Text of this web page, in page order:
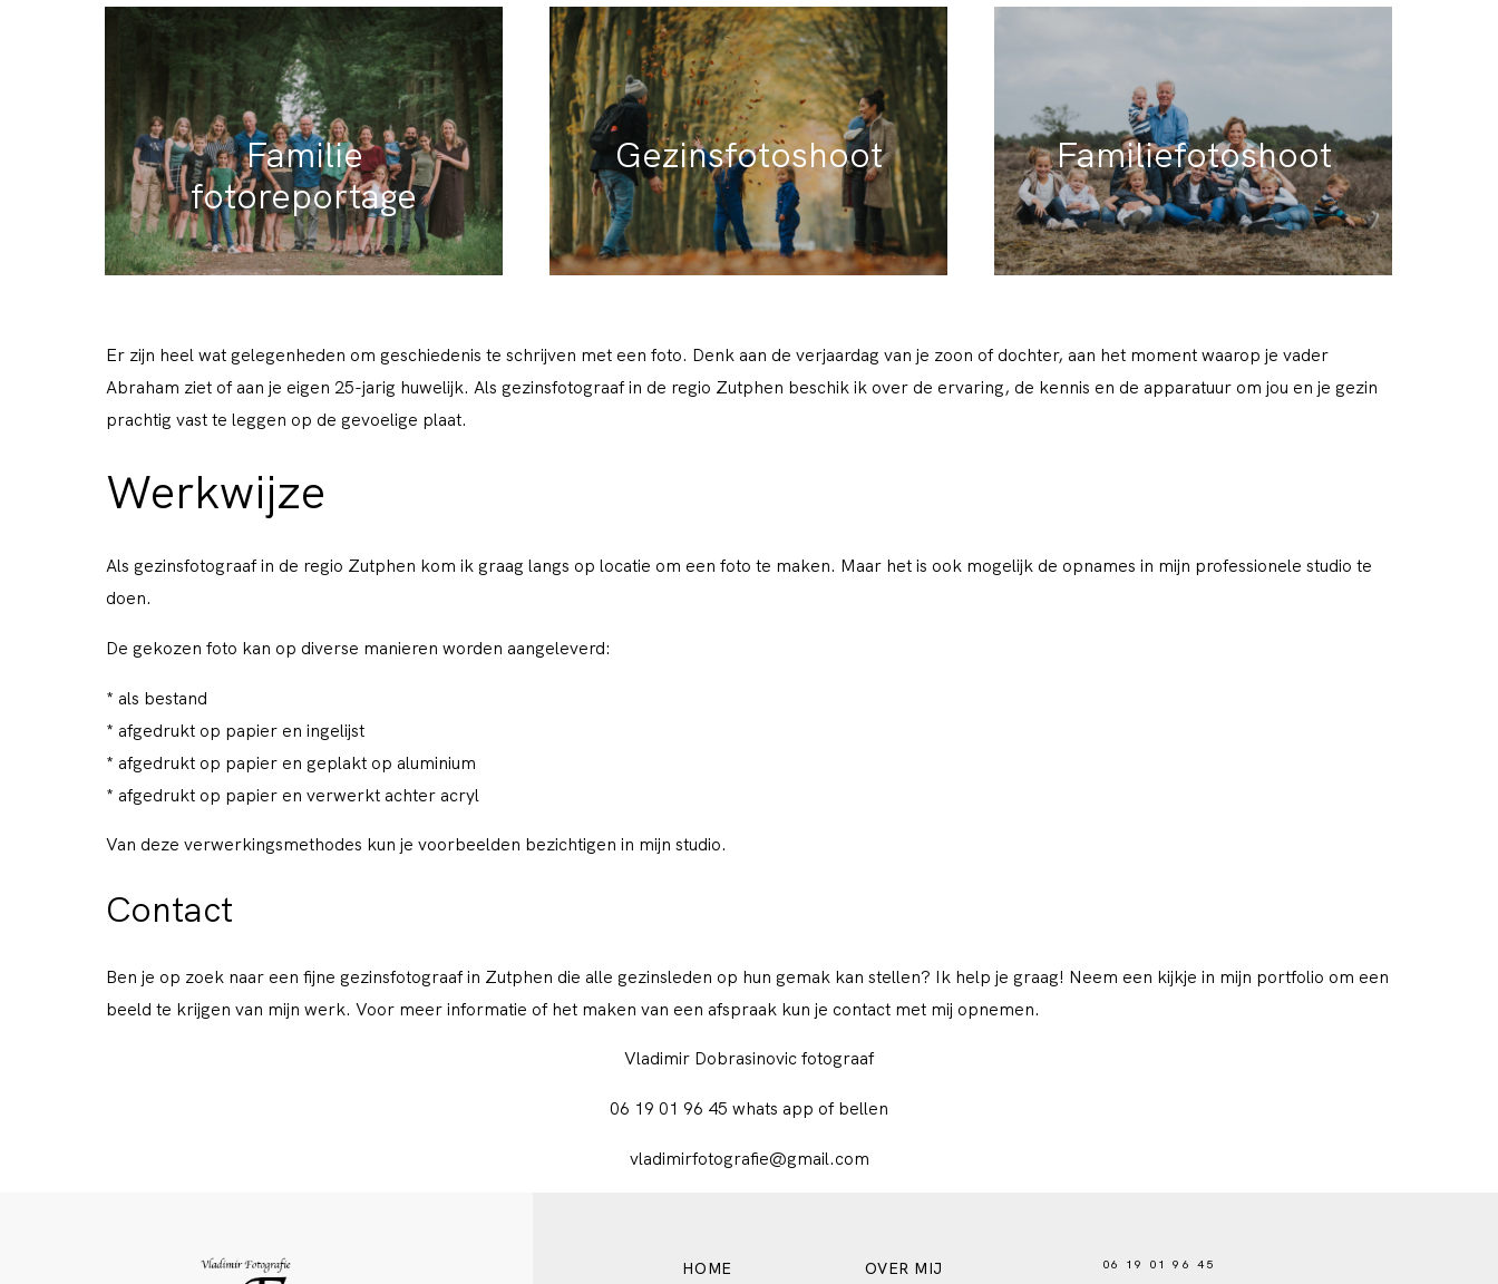
Familiefotoshoot
Gezinsfotoshoot
Familie
fotoreportage
Er zijn heel wat gelegenheden om geschiedenis te schrijven met een foto. Denk aan de verjaardag van je zoon of dochter, aan het moment waarop je vader
Abraham ziet of aan je eigen 25-jarig huwelijk. Als gezinsfotograaf in de regio Zutphen beschik ik over de ervaring, de kennis en de apparatuur om jou en je gezin
prachtig vast te leggen op de gevoelige plaat.
Werkwijze
Als gezinsfotograaf in de regio Zutphen kom ik graag langs op locatie om een foto te maken. Maar het is ook mogelijk de opnames in mijn professionele studio te
doen.
De gekozen foto kan op diverse manieren worden aangeleverd:
* als bestand
* afgedrukt op papier en ingelijst
* afgedrukt op papier en geplakt op aluminium
* afgedrukt op papier en verwerkt achter acryl
Van deze verwerkingsmethodes kun je voorbeelden bezichtigen in mijn studio.
Contact
Ben je op zoek naar een fijne gezinsfotograaf in Zutphen die alle gezinsleden op hun gemak kan stellen? Ik help je graag! Neem een kijkje in mijn portfolio om een
beeld te krijgen van mijn werk. Voor meer informatie of het maken van een afspraak kun je contact met mij opnemen.
Vladimir Dobrasinovic fotograaf
06 19 01 96 45 whats app of bellen
vladimirfotografie@gmail.com
06 19 01 96 45
HOME OVER MIJ